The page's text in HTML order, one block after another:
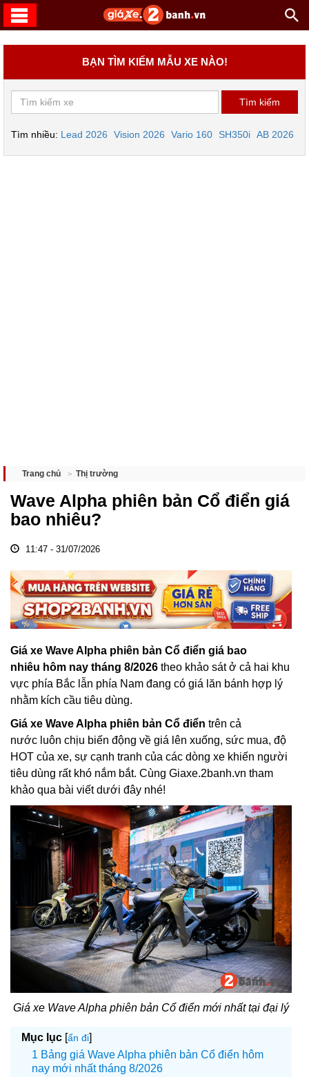
BẠN TÌM KIẾM MẪU XE NÀO!
Tìm nhiều: Lead 2026 Vision 2026 Vario 160 SH350i AB 2026
Trang chủ Thị trường
Wave Alpha phiên bản Cổ điển giá
bao nhiêu?
11:47 - 31/07/2026
Giá xe Wave Alpha phiên bản Cổ điển giá bao
nhiêu hôm nay tháng 8/2026 theo khảo sát ở cả hai khu
vực phía Bắc lẫn phía Nam đang có giá lăn bánh hợp lý
nhằm kích cầu tiêu dùng.
Giá xe Wave Alpha phiên bản Cổ điển trên cả
nước luôn chịu biến động về giá lên xuống, sức mua, độ
HOT của xe, sự cạnh tranh của các dòng xe khiến người
tiêu dùng rất khó nắm bắt. Cùng Giaxe.2banh.vn tham
khảo qua bài viết dưới đây nhé!
Giá xe Wave Alpha phiên bản Cổ điển mới nhất tại đại lý
Mục lục [ẩn đi]
Bảng giá Wave Alpha phiên bản Cổ điển hôm
nay mới nhất tháng 8/2026